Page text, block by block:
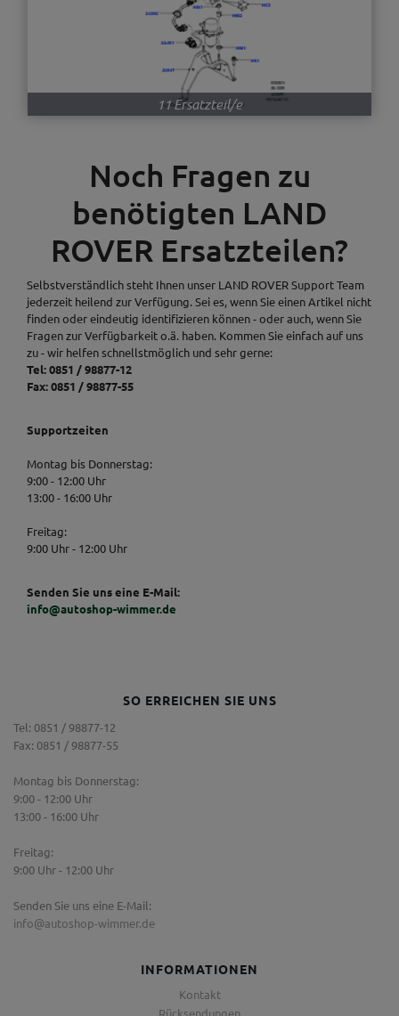
11 Ersatzteil/e
Noch Fragen zu
benötigten LAND
ROVER Ersatzteilen?
Selbstverständlich steht Ihnen unser LAND ROVER Support Team
jederzeit heilend zur Verfügung. Sei es, wenn Sie einen Artikel nicht
finden oder eindeutig identifizieren können - oder auch, wenn Sie
Fragen zur Verfügbarkeit o.ä. haben. Kommen Sie einfach auf uns
zu - wir helfen schnellstmöglich und sehr gerne:
Tel: 0851 / 98877-12
Fax: 0851 / 98877-55
Supportzeiten
Montag bis Donnerstag:
9:00 - 12:00 Uhr
13:00 - 16:00 Uhr
Freitag:
9:00 Uhr - 12:00 Uhr
Senden Sie uns eine E-Mail:
info@autoshop-wimmer.de
SO ERREICHEN SIE UNS
Tel: 0851 / 98877-12
Fax: 0851 / 98877-55
Montag bis Donnerstag:
9:00 - 12:00 Uhr
13:00 - 16:00 Uhr
Freitag:
9:00 Uhr - 12:00 Uhr
Senden Sie uns eine E-Mail:
info@autoshop-wimmer.de
INFORMATIONEN
Kontakt
Rücksendungen